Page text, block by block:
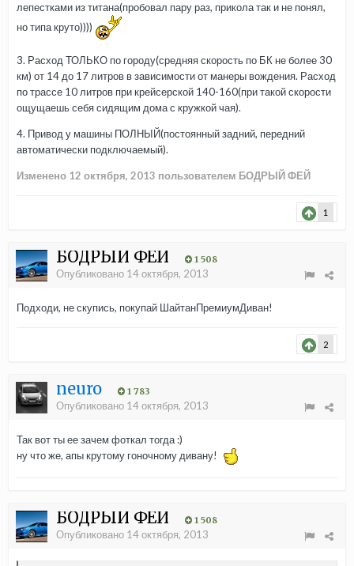
лепестками из титана(пробовал пару раз, прикола так и не понял,
но типа круто))))
3. Расход ТОЛЬКО по городу(средняя скорость по БК не более 30
км) от 14 до 17 литров в зависимости от манеры вождения. Расход
по трассе 10 литров при крейсерской 140-160(при такой скорости
ощущаешь себя сидящим дома с кружкой чая).
4. Привод у машины ПОЛНЫЙ(постоянный задний, передний
автоматически подключаемый).
Изменено 12 октября, 2013 пользователем БОДРЫЙ ФЕЙ
1
БОДРЫЙ ФЕЙ 1 508
Опубликовано 14 октября, 2013
Подходи, не скупись, покупай ШайтанПремиумДиван!
2
neuro 1 783
Опубликовано 14 октября, 2013
Так вот ты ее зачем фоткал тогда :)
ну что же, апы крутому гоночному дивану!
БОДРЫЙ ФЕЙ 1 508
Опубликовано 14 октября, 2013